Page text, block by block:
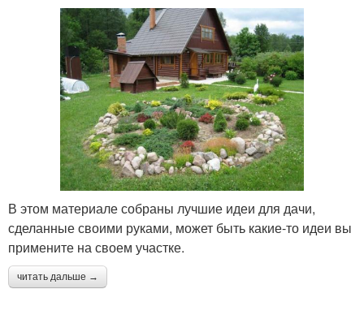
В этом материале собраны лучшие идеи для дачи,
сделанные своими руками, может быть какие-то идеи вы
примените на своем участке.
читать дальше →